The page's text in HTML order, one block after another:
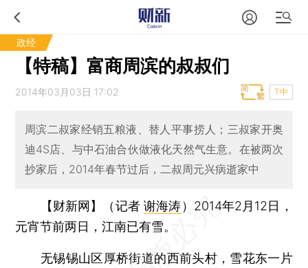
政经
【特稿】富商周滨的叔叔们
2014年03月03日 17:02 T中
周滨二叔家经销五粮液、替人平事捞人；三叔家开奥
迪4S店、与中石油合伙做液化天然气生意。在被两次
抄家后，2014年春节过后，二叔周元兴病逝家中
【财新网】（记者谢海涛） 2014年2月12日，
元宵节前两日，江南已有雪。
无锡锡山区厚桥街道的西前头村，雪花东一片